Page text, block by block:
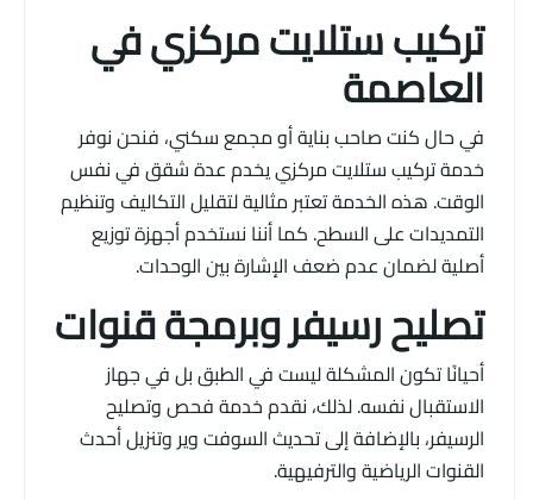
تركيب ستلايت مركزي في
العاصمة
في حال كنت صاحب بناية أو مجمع سكني، فنحن نوفر
خدمة تركيب ستلايت مركزي يخدم عدة شقق في نفس
الوقت. هذه الخدمة تعتبر مثالية لتقليل التكاليف وتنظيم
التمديدات على السطح. كما أننا نستخدم أجهزة توزيع
أصلية لضمان عدم ضعف الإشارة بين الوحدات.
تصليح رسيفر وبرمجة قنوات
أحيانًا تكون المشكلة ليست في الطبق بل في جهاز
الاستقبال نفسه. لذلك، نقدم خدمة فحص وتصليح
الرسيفر، بالإضافة إلى تحديث السوفت وير وتنزيل أحدث
القنوات الرياضية والترفيهية.